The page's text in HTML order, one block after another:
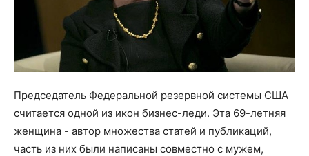
Председатель Федеральной резервной системы США
считается одной из икон бизнес-леди. Эта 69-летняя
женщина - автор множества статей и публикаций,
часть из них были написаны совместно с мужем,